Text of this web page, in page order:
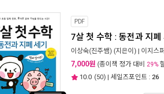
PDF
7살 첫 수학 : 동전과 지폐
이상숙(진주쌤) (지은이) | 이지스
7,000원 (종이책 정가 대비 29%
10.0 (50) | 세일즈포인트 : 26